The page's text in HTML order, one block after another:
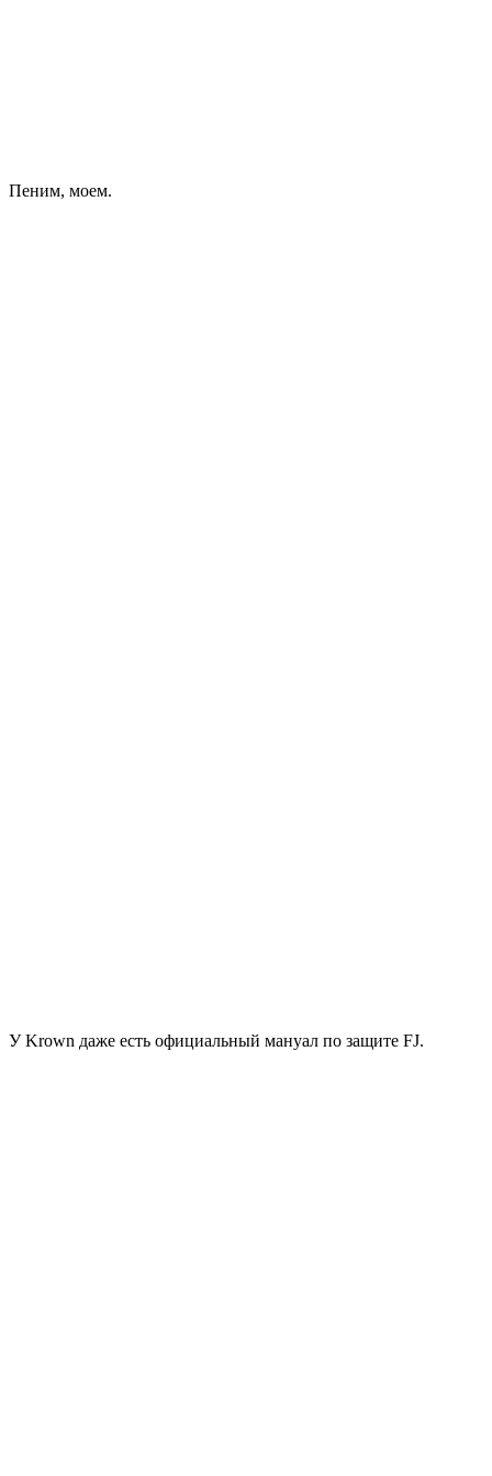
Пеним, моем.
У Krown даже есть официальный мануал по защите FJ.